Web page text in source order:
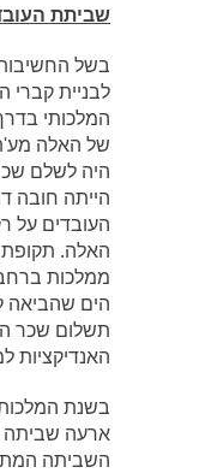
שביתת
בשל
לבניית קברי
המלכותי
של האלה
היה לשלם שכר
הייתה חובה
העובדים על
האלה.
ממלכות
הים שהביאה
תשלום שכר
האנדיקציות
ארעה שביתה
השביתה